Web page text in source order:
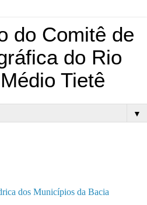
do Comitê de
do Rio
Tietê
▼
dos Municípios da Bacia